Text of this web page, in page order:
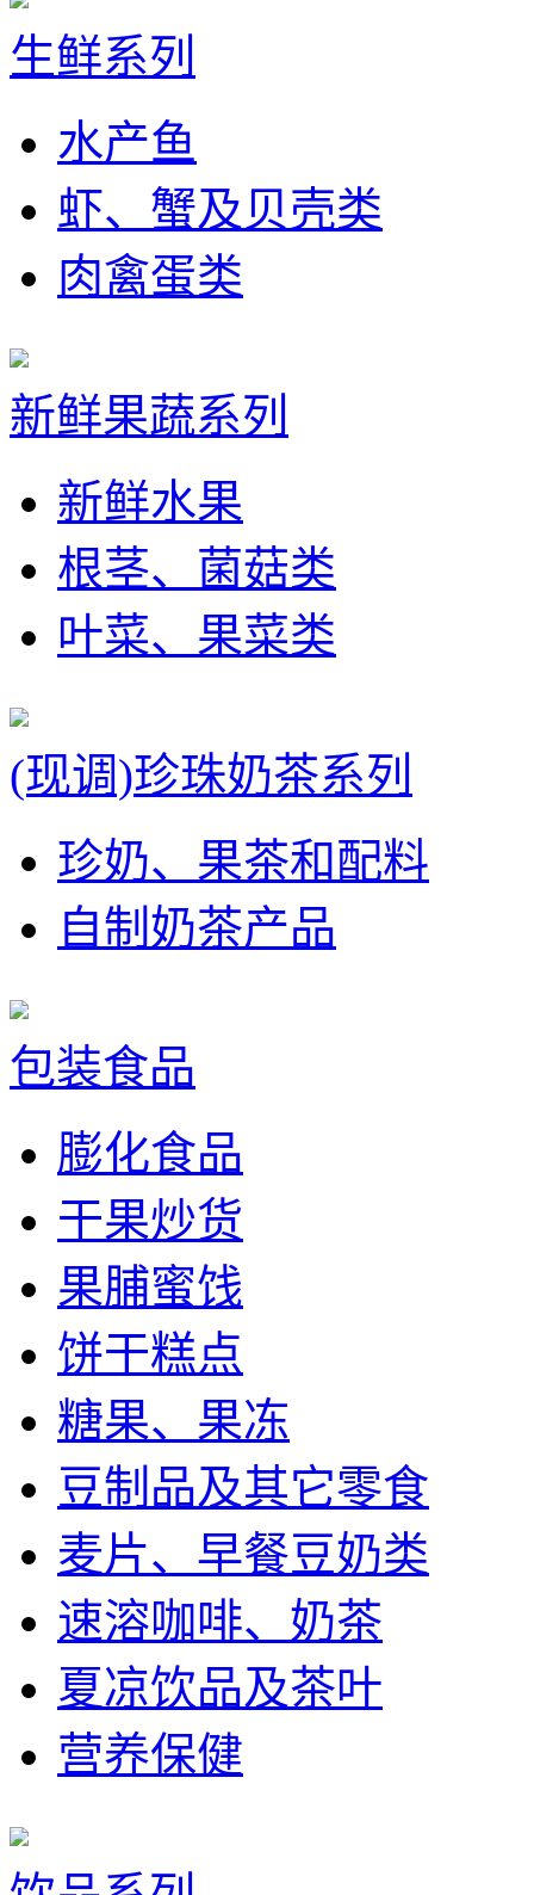
生鲜系列
水产鱼
虾、蟹及贝壳类
肉禽蛋类
新鲜果蔬系列
新鲜水果
根茎、菌菇类
叶菜、果菜类
(现调)珍珠奶茶系列
珍奶、果茶和配料
自制奶茶产品
包装食品
膨化食品
干果炒货
果脯蜜饯
饼干糕点
糖果、果冻
豆制品及其它零食
麦片、早餐豆奶类
速溶咖啡、奶茶
夏凉饮品及茶叶
营养保健